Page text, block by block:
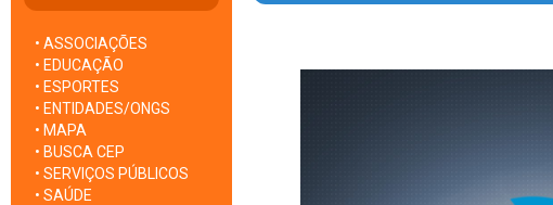
• ASSOCIAÇÕES
• EDUCAÇÃO
• ESPORTES
• ENTIDADES/ONGS
• MAPA
• BUSCA CEP
• SERVIÇOS PÚBLICOS
• SAÚDE